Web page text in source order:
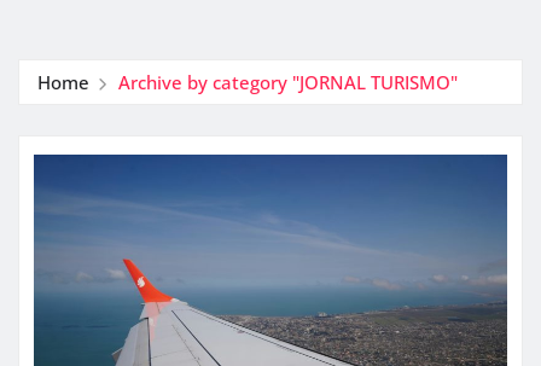
Home Archive by category "JORNAL TURISMO"